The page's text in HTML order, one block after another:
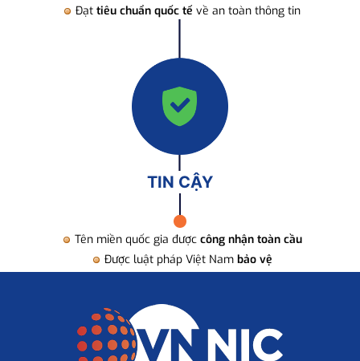
Đạt tiêu chuẩn quốc tế về an toàn thông tin
TIN CẬY
Tên miền quốc gia được công nhận toàn cầu
Được luật pháp Việt Nam bảo vệ